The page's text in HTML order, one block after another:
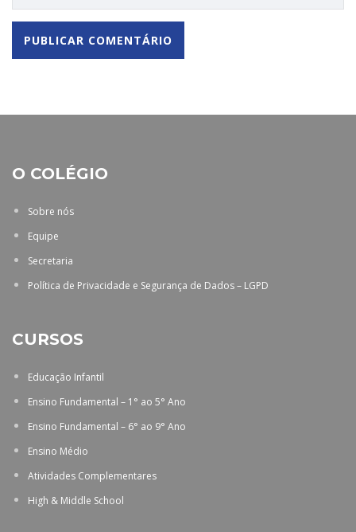
O COLÉGIO
Sobre nós
Equipe
Secretaria
Política de Privacidade e Segurança de Dados – LGPD
CURSOS
Educação Infantil
Ensino Fundamental – 1° ao 5° Ano
Ensino Fundamental – 6° ao 9° Ano
Ensino Médio
Atividades Complementares
High & Middle School